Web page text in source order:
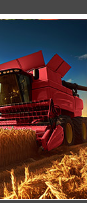
в
питания.
взаимодействие,
работы в поле.
повсеместным.